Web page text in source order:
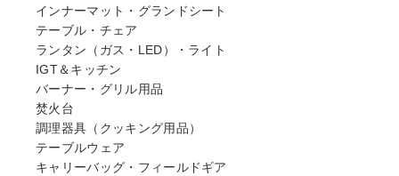
インナーマット・グランドシート
テーブル・チェア
ランタン（ガス・LED）・ライト
IGT＆キッチン
バーナー・グリル用品
焚火台
調理器具（クッキング用品）
テーブルウェア
キャリーバッグ・フィールドギア